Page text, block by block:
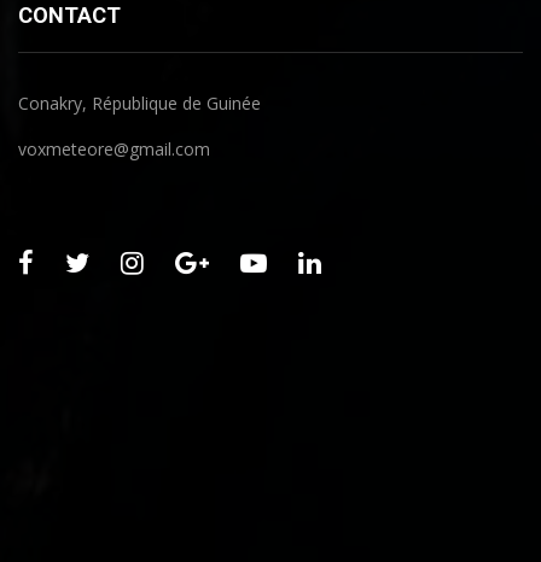
CONTACT
Conakry, République de Guinée
voxmeteore@gmail.com